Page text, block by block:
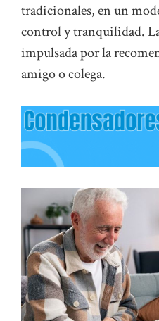
tradicionales, en un
control y tranquilidad.
impulsada por la
amigo o colega.